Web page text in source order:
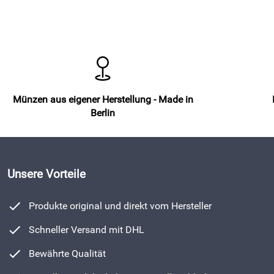
Münzen aus eigener Herstellung - Made in
Berlin
Unsere Vorteile
Produkte original und direkt vom Hersteller
Schneller Versand mit DHL
Bewährte Qualität